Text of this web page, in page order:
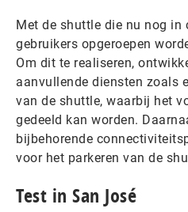
Met de shuttle die nu nog in
gebruikers opgeroepen
Om dit te realiseren,
aanvullende diensten zoals
van de shuttle, waarbij het
gedeeld kan worden.
bijbehorende
voor het parkeren van de
Test in San José